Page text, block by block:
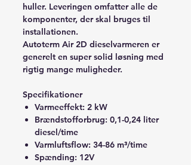
huller. Leveringen omfatter alle de
komponenter, der skal bruges til
installationen.
Autoterm Air 2D dieselvarmeren er
generelt en super solid løsning med
rigtig mange muligheder.
Specifikationer
Varmeeffekt: 2 kW
Brændstofforbrug: 0,1-0,24 liter
diesel/time
Varmluftsflow: 34-86 m³/time
Spænding: 12V